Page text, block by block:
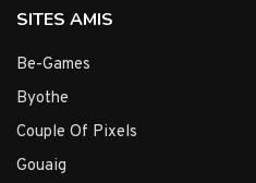
SITES AMIS
Be-Games
Byothe
Couple Of Pixels
Gouaig